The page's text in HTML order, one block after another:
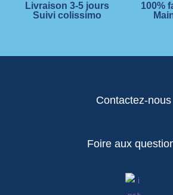
Livraison 3-5 jours
Suivi colissimo
100%
Contactez-nous
Foire aux